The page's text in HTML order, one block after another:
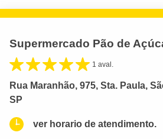
Supermercado Pão de
1 aval.
Rua Maranhão, 975, Sta. Paula,
SP
ver horario de atendimento.